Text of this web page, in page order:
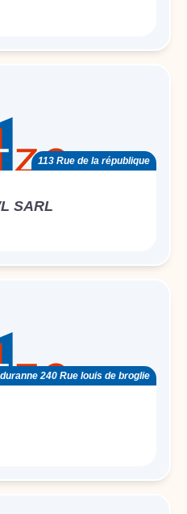
113 Rue de la république
SARL
240 Rue louis de broglie